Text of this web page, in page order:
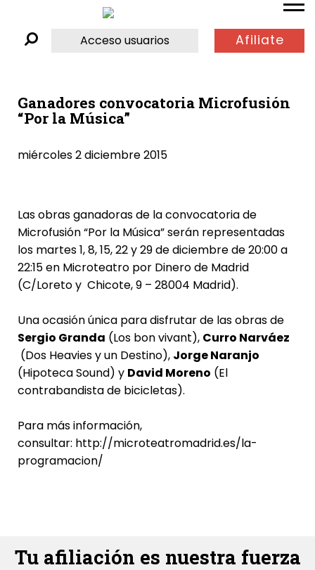
Acceso usuarios Afiliate
Ganadores convocatoria Microfusión
“Por la Música”
miércoles 2 diciembre 2015
Las obras ganadoras de la convocatoria de
Microfusión “Por la Música” serán representadas
los martes 1, 8, 15, 22 y 29 de diciembre de 20:00 a
22:15 en Microteatro por Dinero de Madrid
(C/Loreto y Chicote, 9 – 28004 Madrid).
Una ocasión única para disfrutar de las obras de
Sergio Granda (Los bon vivant), Curro Narváez
(Dos Heavies y un Destino), Jorge Naranjo
(Hipoteca Sound) y David Moreno (El
contrabandista de bicicletas).
Para más información,
consultar: http://microteatromadrid.es/la-
programacion/
Tu afiliación es nuestra fuerza